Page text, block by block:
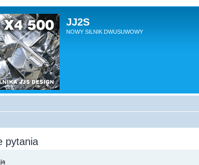
JJ2S
NOWY SILNIK DWUSUWOWY
pytania